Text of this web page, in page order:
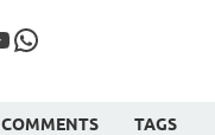
COMMENTS TAGS